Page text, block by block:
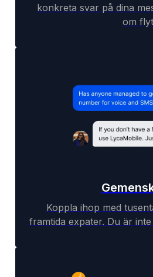
konkreta svar på dina
om
Koppla ihop med
framtida expater. Du är